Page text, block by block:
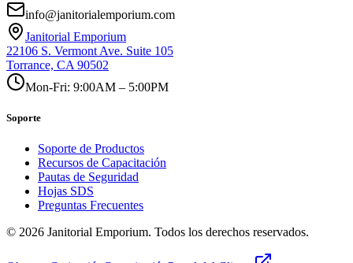
info@janitorialemporium.com
Janitorial Emporium
22106 S. Vermont Ave. Suite 105
Torrance, CA 90502
Mon-Fri: 9:00AM – 5:00PM
Soporte
Soporte de Productos
Recursos de Capacitación
Pautas de Seguridad
Hojas SDS
Preguntas Frecuentes
© 2026 Janitorial Emporium. Todos los derechos reservados.